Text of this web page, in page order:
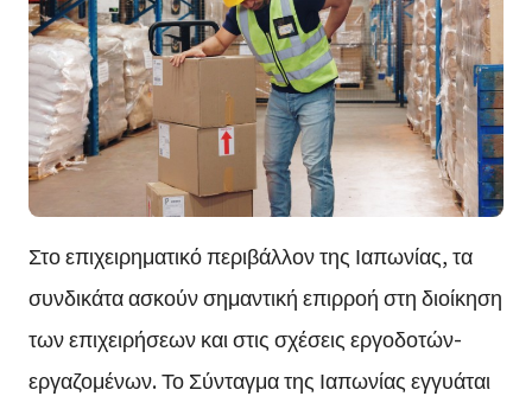
Στο επιχειρηματικό περιβάλλον της Ιαπωνίας, τα
συνδικάτα ασκούν σημαντική επιρροή στη διοίκηση
των επιχειρήσεων και στις σχέσεις εργοδοτών-
εργαζομένων. Το Σύνταγμα της Ιαπωνίας εγγυάται